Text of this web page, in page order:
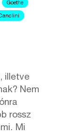
Goethe
illetve
Nem
rossz
Mi